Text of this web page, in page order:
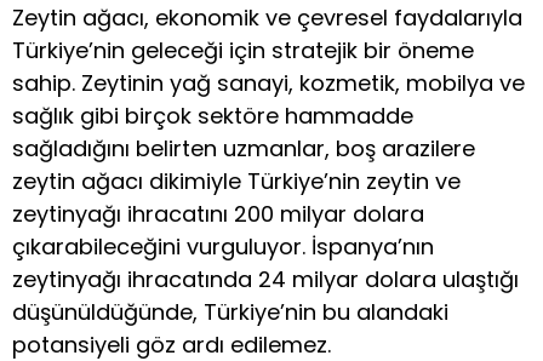
Zeytin ağacı, ekonomik ve çevresel faydalarıyla
Türkiye’nin geleceği için stratejik bir öneme
sahip. Zeytinin yağ sanayi, kozmetik, mobilya ve
sağlık gibi birçok sektöre hammadde
sağladığını belirten uzmanlar, boş arazilere
zeytin ağacı dikimiyle Türkiye’nin zeytin ve
zeytinyağı ihracatını 200 milyar dolara
çıkarabileceğini vurguluyor. İspanya’nın
zeytinyağı ihracatında 24 milyar dolara ulaştığı
düşünüldüğünde, Türkiye’nin bu alandaki
potansiyeli göz ardı edilemez.